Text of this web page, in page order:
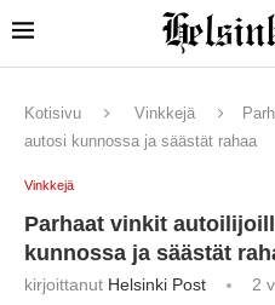
Kotisivu Vinkkejä
autosi kunnossa ja säästät rahaa
Vinkkejä
Parhaat vinkit
kunnossa ja säästät
kirjoittanut Helsinki Post 2